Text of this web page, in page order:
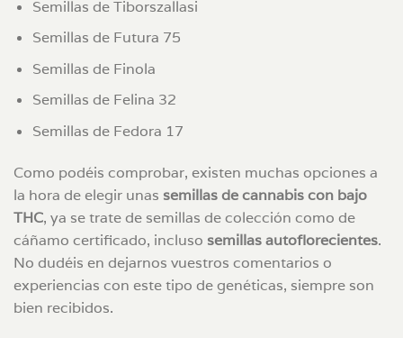
Semillas de Tiborszallasi
Semillas de Futura 75
Semillas de Finola
Semillas de Felina 32
Semillas de Fedora 17
Como podéis comprobar, existen muchas opciones a
la hora de elegir unas semillas de cannabis con bajo
THC, ya se trate de semillas de colección como de
cáñamo certificado, incluso semillas autoflorecientes.
No dudéis en dejarnos vuestros comentarios o
experiencias con este tipo de genéticas, siempre son
bien recibidos.